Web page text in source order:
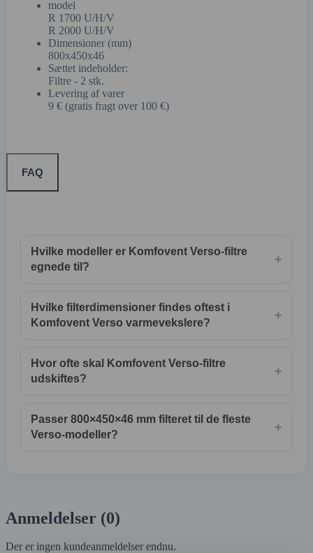
model
R 1700 U/H/V
R 2000 U/H/V
Dimensioner (mm)
800x450x46
Sættet indeholder:
Filtre - 2 stk.
Levering af varer
9 € (gratis fragt over 100 €)
FAQ
Hvilke modeller er Komfovent Verso-filtre
egnede til?
+
Hvilke filterdimensioner findes oftest i
Komfovent Verso varmevekslere?
+
Hvor ofte skal Komfovent Verso-filtre
udskiftes?
+
Passer 800×450×46 mm filteret til de fleste
Verso-modeller?
+
Anmeldelser (0)
Der er ingen kundeanmeldelser endnu.